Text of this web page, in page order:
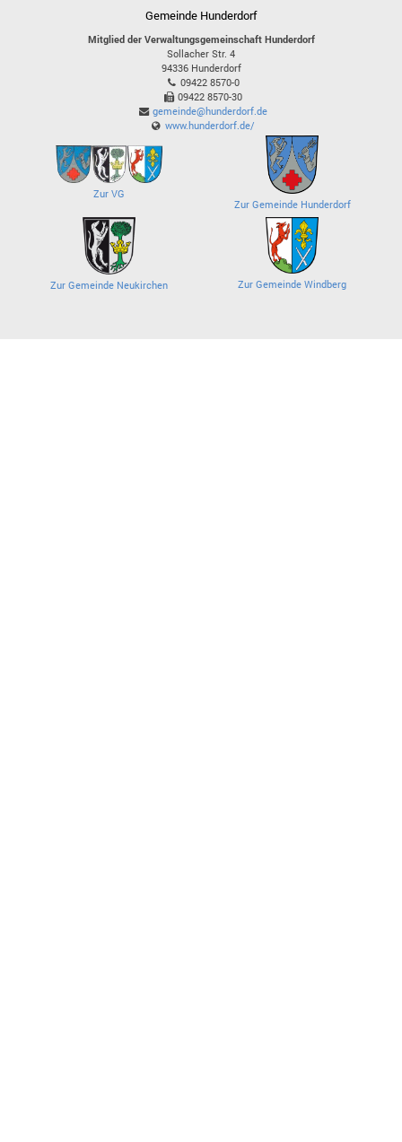
Gemeinde Hunderdorf
Mitglied der Verwaltungsgemeinschaft Hunderdorf
Sollacher Str. 4
94336 Hunderdorf
09422 8570-0
09422 8570-30
gemeinde@hunderdorf.de
www.hunderdorf.de/
Zur VG
Zur Gemeinde Hunderdorf
Zur Gemeinde Neukirchen Zur Gemeinde Windberg